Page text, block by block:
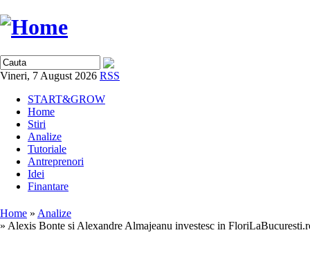
Vineri, 7 August 2026 RSS
START&GROW
Home
Stiri
Analize
Tutoriale
Antreprenori
Idei
Finantare
Home » Analize
» Alexis Bonte si Alexandre Almajeanu investesc in